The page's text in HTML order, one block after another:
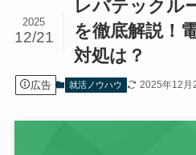
レバテックル
を徹底解説！
対処は？
2025
12/21
広告 就活ノウハウ 2025年12月